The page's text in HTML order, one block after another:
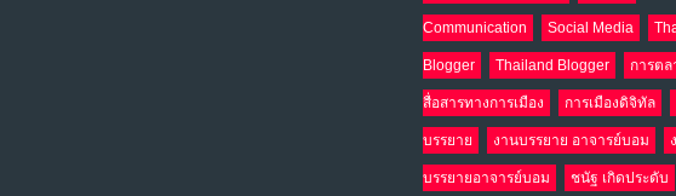
Communication Social Media
Blogger Thailand Blogger การตล
สื่อสารทางการเมือง การเมืองดิจิทัล
บรรยาย งานบรรยาย อาจารย์บอม
บรรยายอาจารย์บอม ชนัฐ เกิดประดับ